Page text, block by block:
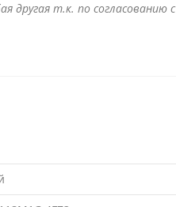
другая т.к. по согласованию с